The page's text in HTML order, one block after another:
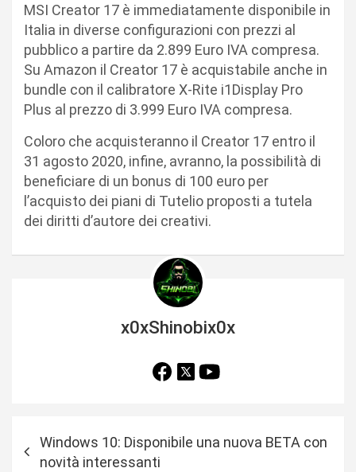
MSI Creator 17 è immediatamente disponibile in
Italia in diverse configurazioni con prezzi al
pubblico a partire da 2.899 Euro IVA compresa.
Su Amazon il Creator 17 è acquistabile anche in
bundle con il calibratore X-Rite i1Display Pro
Plus al prezzo di 3.999 Euro IVA compresa.
Coloro che acquisteranno il Creator 17 entro il
31 agosto 2020, infine, avranno, la possibilità di
beneficiare di un bonus di 100 euro per
l’acquisto dei piani di Tutelio proposti a tutela
dei diritti d’autore dei creativi.
x0xShinobix0x
Windows 10: Disponibile una nuova BETA con
novità interessanti